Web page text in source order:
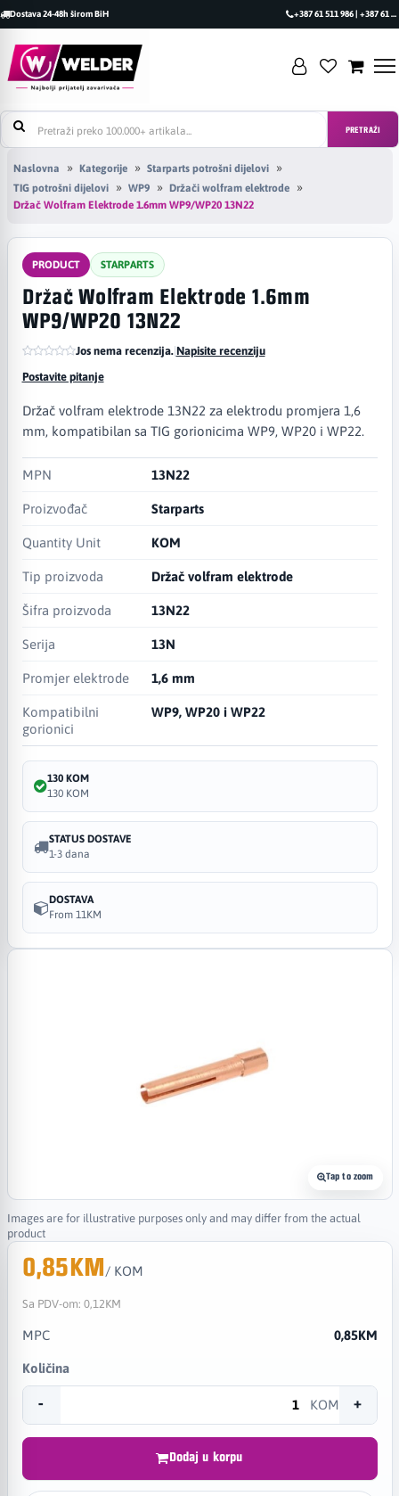
Dostava 24-48h širom BiH +387 61 511 986 | +387 61 493 470
PRETRAŽI
Naslovna Kategorije
Starparts potrošni dijelovi
TIG potrošni dijelovi
WP9
Držači wolfram elektrode
Držač Wolfram Elektrode 1.6mm WP9/WP20 13N22
Tap to zoom
Images are for illustrative purposes only and may differ from the actual
product
PRODUCT STARPARTS
Držač Wolfram Elektrode 1.6mm
WP9/WP20 13N22
Jos nema recenzija.|Napisite recenziju
Postavite pitanje
Držač volfram elektrode 13N22 za elektrodu promjera 1,6
mm, kompatibilan sa TIG gorionicima WP9, WP20 i WP22.
MPN 13N22
Proizvođač Starparts
Quantity Unit KOM
Tip proizvoda Držač volfram elektrode
Šifra proizvoda 13N22
Serija 13N
Promjer elektrode 1,6 mm
Kompatibilni
gorionici
WP9, WP20 i WP22
130 KOM
130 KOM
STATUS DOSTAVE
1-3 dana
DOSTAVA
From 11KM
0,85KM/ KOM
Sa PDV-om: 0,12KM
MPC 0,85KM
Količina
- KOM +
Dodaj u korpu